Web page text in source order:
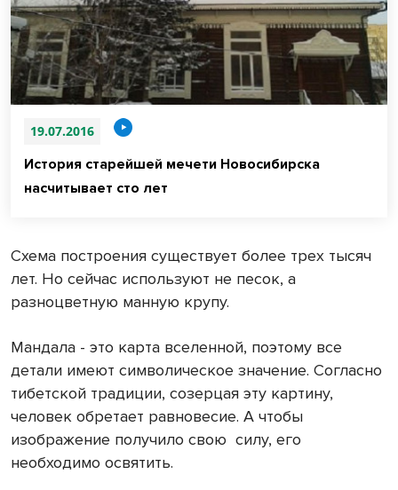
19.07.2016
История старейшей мечети Новосибирска
насчитывает сто лет
Схема построения существует более трех тысяч
лет. Но сейчас используют не песок, а
разноцветную манную крупу.
Мандала - это карта вселенной, поэтому все
детали имеют символическое значение. Согласно
тибетской традиции, созерцая эту картину,
человек обретает равновесие. А чтобы
изображение получило свою силу, его
необходимо освятить.